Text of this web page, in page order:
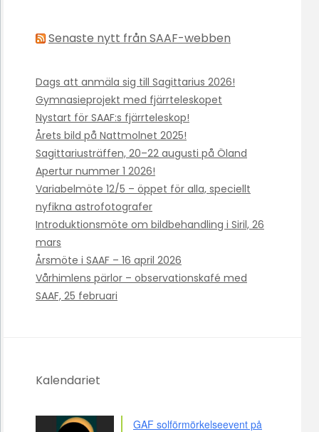
Senaste nytt från SAAF-webben
Dags att anmäla sig till Sagittarius 2026!
Gymnasieprojekt med fjärrteleskopet
Nystart för SAAF:s fjärrteleskop!
Årets bild på Nattmolnet 2025!
Sagittariusträffen, 20–22 augusti på Öland
Apertur nummer 1 2026!
Variabelmöte 12/5 – öppet för alla, speciellt
nyfikna astrofotografer
Introduktionsmöte om bildbehandling i Siril, 26
mars
Årsmöte i SAAF – 16 april 2026
Vårhimlens pärlor – observationskafé med
SAAF, 25 februari
Kalendariet
GAF solförmörkelseevent på